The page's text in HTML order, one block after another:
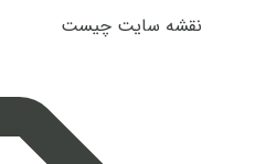
نقشه سایت چیست